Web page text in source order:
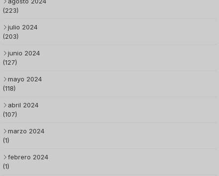
(223)
julio 2024
(203)
junio 2024
(127)
mayo 2024
(118)
abril 2024
(107)
marzo 2024
(1)
febrero 2024
(1)